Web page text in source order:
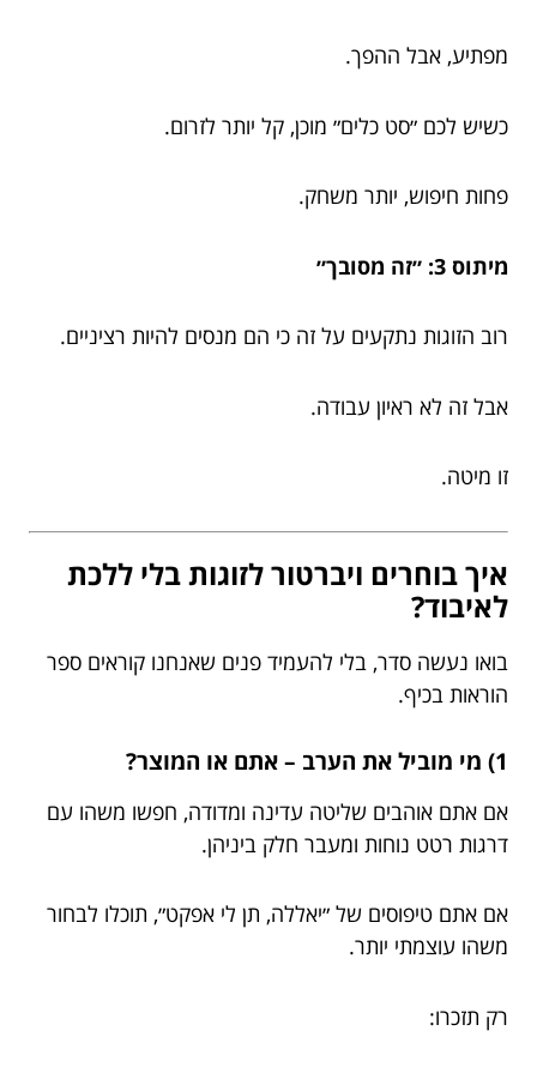
מפתיע, אבל ההפך.
כשיש לכם ״סט כלים״ מוכן, קל יותר לזרום.
פחות חיפוש, יותר משחק.
מיתוס 3: ״זה מסובך״
רוב הזוגות נתקעים על זה כי הם מנסים להיות רציניים.
אבל זה לא ראיון עבודה.
זו מיטה.
איך בוחרים ויברטור לזוגות בלי ללכת
לאיבוד?
בואו נעשה סדר, בלי להעמיד פנים שאנחנו קוראים ספר
הוראות בכיף.
1) מי מוביל את הערב – אתם או המוצר?
אם אתם אוהבים שליטה עדינה ומדודה, חפשו משהו עם
דרגות רטט נוחות ומעבר חלק ביניהן.
אם אתם טיפוסים של ״יאללה, תן לי אפקט״, תוכלו לבחור
משהו עוצמתי יותר.
רק תזכרו: